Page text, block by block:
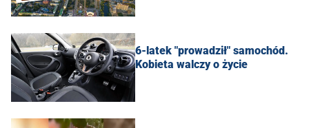
6-latek "prowadził" samochód.
Kobieta walczy o życie